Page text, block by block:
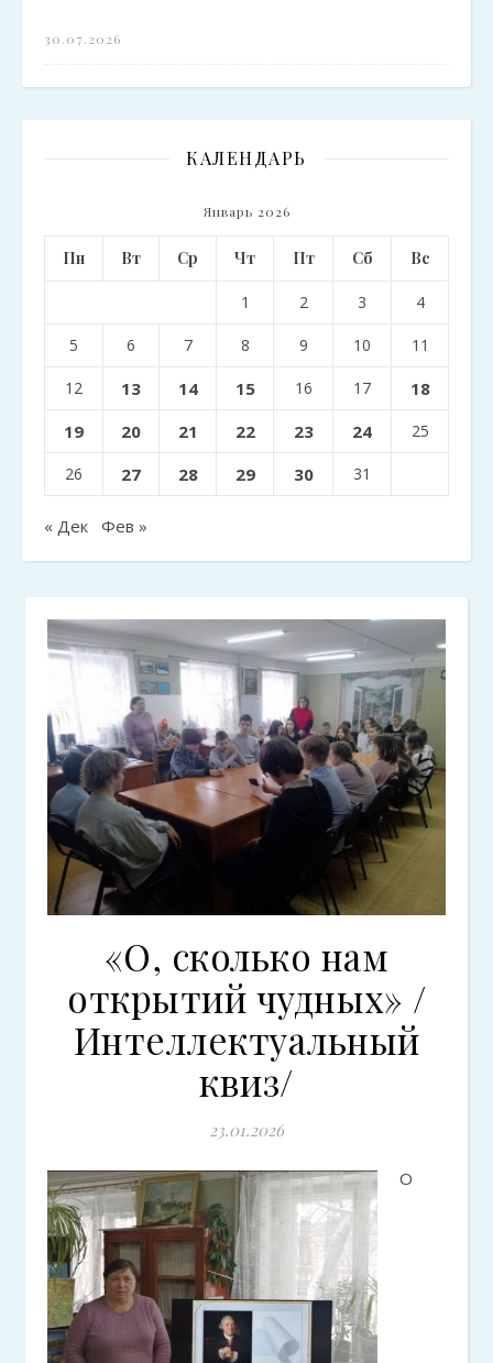
30.07.2026
КАЛЕНДАРЬ
Январь 2026
Пн Вт Ср Чт Пт Сб Вс
1 2 3 4
5 6 7 8 9 10 11
12 13 14 15 16 17
18
19
20 21 22 23 24 25
26 27 28 29 30 31
« Дек Фев »
«О, сколько нам
открытий чудных» /
Интеллектуальный
квиз/
23.01.2026
О